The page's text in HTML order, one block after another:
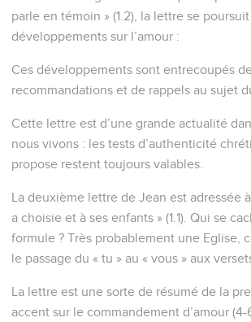
parle en témoin » (1.2), la lettre se
développements sur l’amour :
Ces développements sont entrecoupés
recommandations et de rappels au sujet
Cette lettre est d’une grande actualité
nous vivons : les tests d’authenticité
propose restent toujours valables.
La deuxième lettre de Jean est adressée
a choisie et à ses enfants » (1.1). Qui se
formule ? Très probablement une Eglise,
le passage du « tu » au « vous » aux
La lettre est une sorte de résumé de la
accent sur le commandement d’amour (4-